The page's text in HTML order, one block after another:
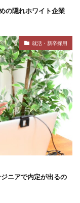
の隠れホワイト企業
就活・新卒採用
ニアで内定が出るの